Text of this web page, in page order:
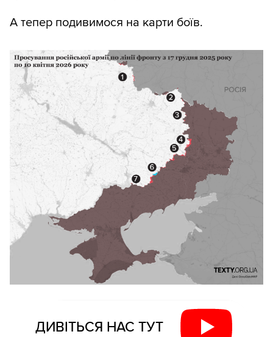
А тепер подивимося на карти боїв.
ДИВІТЬСЯ НАС ТУТ